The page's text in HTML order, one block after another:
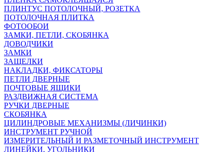
ПЛИНТУС ПОТОЛОЧНЫЙ, РОЗЕТКА
ПОТОЛОЧНАЯ ПЛИТКА
ФОТООБОИ
ЗАМКИ, ПЕТЛИ, СКОБЯНКА
ДОВОДЧИКИ
ЗАМКИ
ЗАЩЕЛКИ
НАКЛАДКИ, ФИКСАТОРЫ
ПЕТЛИ ДВЕРНЫЕ
ПОЧТОВЫЕ ЯЩИКИ
РАЗДВИЖНАЯ СИСТЕМА
РУЧКИ ДВЕРНЫЕ
СКОБЯНКА
ЦИЛИНДРОВЫЕ МЕХАНИЗМЫ (ЛИЧИНКИ)
ИНСТРУМЕНТ РУЧНОЙ
ИЗМЕРИТЕЛЬНЫЙ И РАЗМЕТОЧНЫЙ ИНСТРУМЕНТ
ЛИНЕЙКИ, УГОЛЬНИКИ